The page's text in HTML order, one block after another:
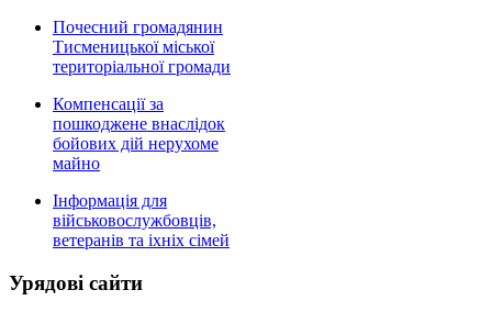
Почесний громадянин
Тисменицької міської
територіальної громади
Компенсації за
пошкоджене внаслідок
бойових дій нерухоме
майно
Інформація для
військовослужбовців,
ветеранів та іхніх сімей
Урядові сайти